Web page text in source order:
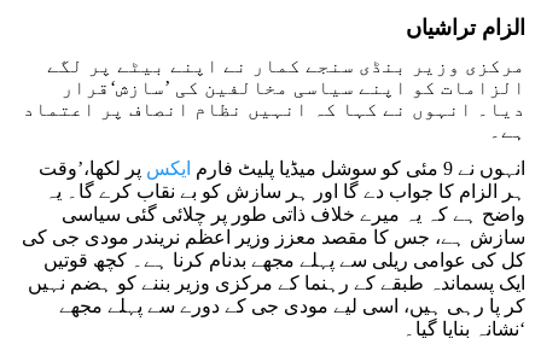
الزام تراشیاں
مرکزی وزیر بنڈی سنجے کمار نے اپنے بیٹے پر لگے
الزامات کو اپنے سیاسی مخالفین کی ’سازش‘قرار
دیا۔ انہوں نے کہا کہ انہیں نظام انصاف پر اعتماد
ہے۔
انہوں نے 9 مئی کو سوشل میڈیا پلیٹ فارم
ایکس پر لکھا،’وقت
ہر الزام کا جواب دے گا اور ہر سازش کو بے نقاب کرے گا۔ یہ
واضح ہے کہ یہ میرے خلاف ذاتی طور پر چلائی گئی سیاسی
سازش ہے، جس کا مقصد معزز وزیر اعظم نریندر مودی جی کی
کل کی عوامی ریلی سے پہلے مجھے بدنام کرنا ہے۔ کچھ قوتیں
ایک پسماندہ طبقے کے رہنما کے مرکزی وزیر بننے کو ہضم نہیں
کر پا رہی ہیں، اسی لیے مودی جی کے دورے سے پہلے مجھے
نشانہ بنایا گیا۔‘